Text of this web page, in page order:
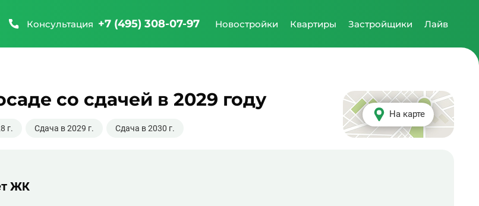
Консультация +7 (495) 308-07-97 Новостройки Квартиры Застройщики Лайв
со сдачей в 2029 году
г. Сдача в 2029 г. Сдача в 2030 г.
На карте
ЖК